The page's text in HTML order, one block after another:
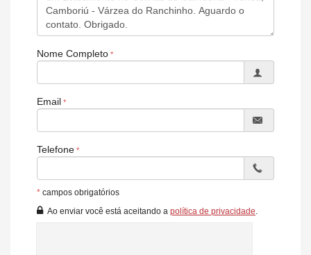
*Imagens ilustrativas. Consulte disponibilidade. Agende sua visita
com um de nossos corretores.
Características:
Pista de caminhada
Paisagismo e urbanismo
Segurança
Horta
Quadra poliesportiva
Pavimentação em paver
Sistema de drenagem avançado
Playground
Nome Completo
Email
Telefone
* campos obrigatórios
Ao enviar você está aceitando a política de privacidade